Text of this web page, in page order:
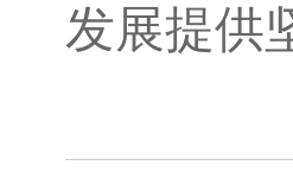
发展提供